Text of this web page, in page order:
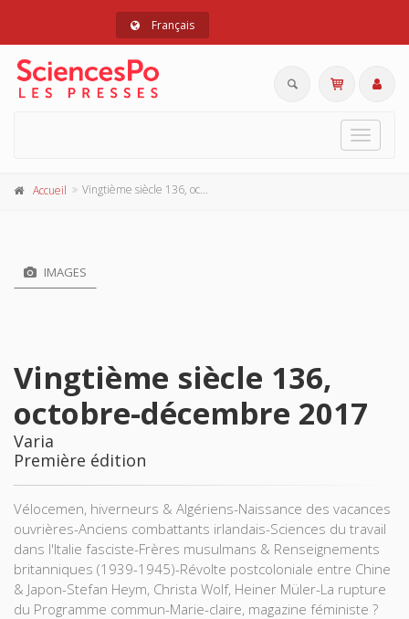
Français
Toggle
Accueil Vingtième siècle 136, octobre-décembre 2017
IMAGES
Vingtième siècle 136,
octobre-décembre 2017
Varia
Première édition
Vélocemen, hiverneurs & Algériens-Naissance des vacances
ouvrières-Anciens combattants irlandais-Sciences du travail
dans l'Italie fasciste-Frères musulmans & Renseignements
britanniques (1939-1945)-Révolte postcoloniale entre Chine
& Japon-Stefan Heym, Christa Wolf, Heiner Müler-La rupture
du Programme commun-Marie-claire, magazine féministe ?